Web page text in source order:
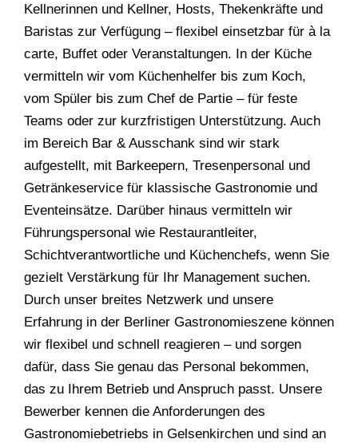
Kellnerinnen und Kellner, Hosts, Thekenkräfte und
Baristas zur Verfügung – flexibel einsetzbar für à la
carte, Buffet oder Veranstaltungen. In der Küche
vermitteln wir vom Küchenhelfer bis zum Koch,
vom Spüler bis zum Chef de Partie – für feste
Teams oder zur kurzfristigen Unterstützung. Auch
im Bereich Bar & Ausschank sind wir stark
aufgestellt, mit Barkeepern, Tresenpersonal und
Getränkeservice für klassische Gastronomie und
Eventeinsätze. Darüber hinaus vermitteln wir
Führungspersonal wie Restaurantleiter,
Schichtverantwortliche und Küchenchefs, wenn Sie
gezielt Verstärkung für Ihr Management suchen.
Durch unser breites Netzwerk und unsere
Erfahrung in der Berliner Gastronomieszene können
wir flexibel und schnell reagieren – und sorgen
dafür, dass Sie genau das Personal bekommen,
das zu Ihrem Betrieb und Anspruch passt. Unsere
Bewerber kennen die Anforderungen des
Gastronomiebetriebs in Gelsenkirchen und sind an